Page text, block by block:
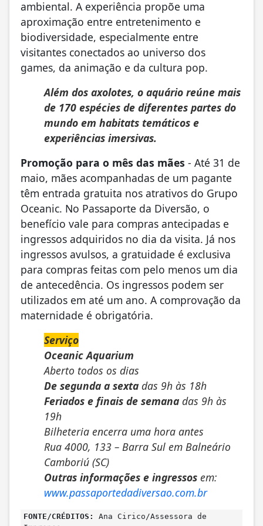
ambiental. A experiência propõe uma
aproximação entre entretenimento e
biodiversidade, especialmente entre
visitantes conectados ao universo dos
games, da animação e da cultura pop.
Além dos axolotes, o aquário reúne mais
de 170 espécies de diferentes partes do
mundo em habitats temáticos e
experiências imersivas.
Promoção para o mês das mães - Até 31 de
maio, mães acompanhadas de um pagante
têm entrada gratuita nos atrativos do Grupo
Oceanic. No Passaporte da Diversão, o
benefício vale para compras antecipadas e
ingressos adquiridos no dia da visita. Já nos
ingressos avulsos, a gratuidade é exclusiva
para compras feitas com pelo menos um dia
de antecedência. Os ingressos podem ser
utilizados em até um ano. A comprovação da
maternidade é obrigatória.
Serviço
Oceanic Aquarium
Aberto todos os dias
De segunda a sexta das 9h às 18h
Feriados e finais de semana das 9h às
19h
Bilheteria encerra uma hora antes
Rua 4000, 133 – Barra Sul em Balneário
Camboriú (SC)
Outras informações e ingressos em:
www.passaportedadiversao.com.br
FONTE/CRÉDITOS:
Ana Cirico/Assessora de